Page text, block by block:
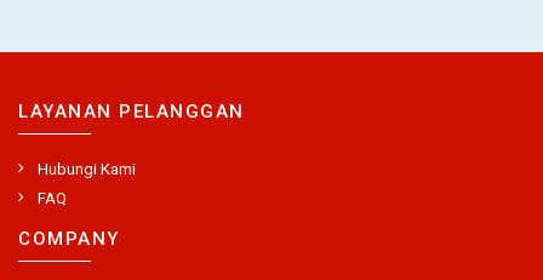
LAYANAN PELANGGAN
Hubungi Kami
FAQ
COMPANY